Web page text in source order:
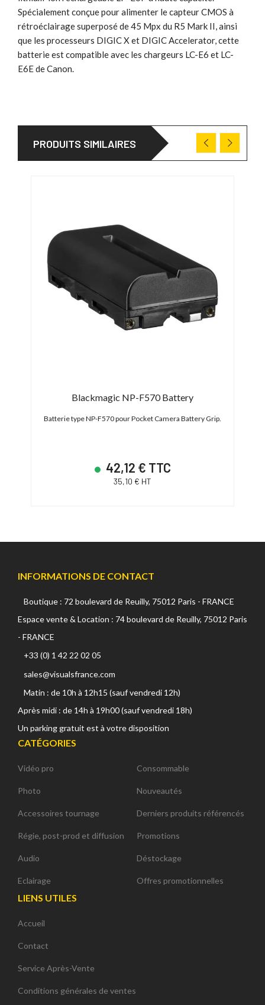
Spécialement conçue pour alimenter le capteur CMOS à
rétroéclairage superposé de 45 Mpx du R5 Mark II, ainsi
que les processeurs DIGIC X et DIGIC Accelerator, cette
batterie est compatible avec les chargeurs LC-E6 et LC-
E6E de Canon.
PRODUITS SIMILAIRES
Blackmagic NP-F570 Battery
Batterie type NP-F570 pour Pocket Camera Battery Grip.
42,12 € TTC
35,10 € HT
INFORMATIONS DE CONTACT
Boutique : 72 boulevard de Reuilly, 75012 Paris - FRANCE
Espace vente & Location : 74 boulevard de Reuilly, 75012 Paris
- FRANCE
+33 (0) 1 42 22 02 05
sales@visualsfrance.com
Matin : de 10h à 12h15 (sauf vendredi 12h)
Après midi : de 14h à 19h00 (sauf vendredi 18h)
Un parking gratuit est à votre disposition
CATÉGORIES
Vidéo pro
Photo
Accessoires tournage
Régie, post-prod et diffusion
Audio
Eclairage
Consommable
Nouveautés
Derniers produits référencés
Promotions
Déstockage
Offres promotionnelles
LIENS UTILES
Accueil
Contact
Service Après-Vente
Conditions générales de ventes